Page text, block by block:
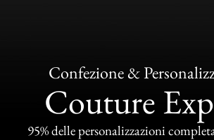
Confezione &
Couture
95% delle personalizzazioni